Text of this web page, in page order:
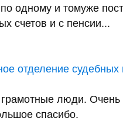
одному и томуже
счетов и с пенсии...
отделение судебных
люди. Очень
спасибо.